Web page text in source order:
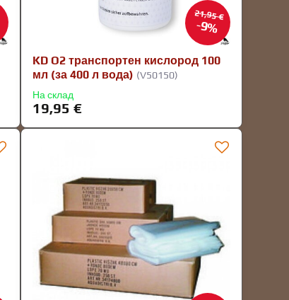
21,95 €
9%
KD O2 транспортен кислород 100
мл (за 400 л вода) (V50150)
На склад
19,95 €